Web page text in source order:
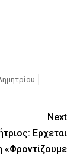
Next
Ερχεται
«Φροντίζουμε